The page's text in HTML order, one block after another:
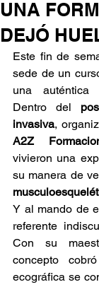
UNA
DEJÓ
Este fin de
sede de un
una auténtica
Dentro del
invasiva,
A2Z
vivieron una
su manera de
Y al mando de
referente
Con su
concepto
ecográfica se